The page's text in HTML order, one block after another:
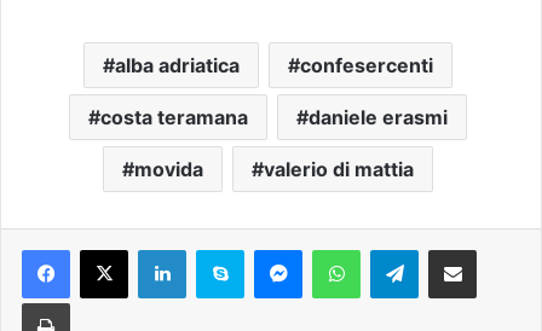
alba adriatica confesercenti
costa teramana daniele erasmi
movida valerio di mattia
Telegram